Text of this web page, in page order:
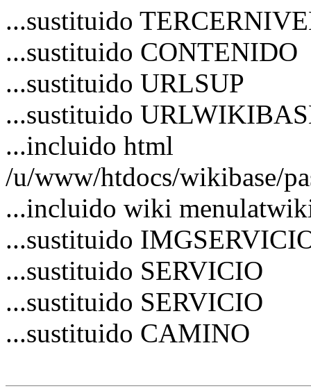
...sustituido
...sustituido CONTENIDO
...sustituido URLSUP
...sustituido
...incluido html
/u/www/htdocs/wikibase/
...incluido wiki
...sustituido
...sustituido SERVICIO
...sustituido SERVICIO
...sustituido CAMINO